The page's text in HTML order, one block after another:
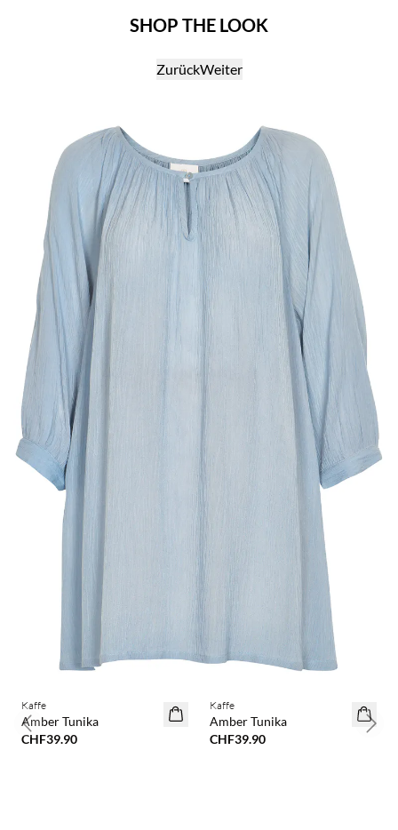
SHOP THE LOOK
ZurückWeiter
BASIC DEAL
Kaffe
Amber Tunika
CHF39.90
Kaffe
Amber Tunika
CHF39.90
Previous slide Next